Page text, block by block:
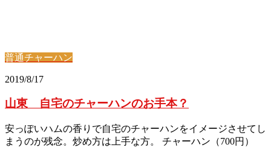
普通チャーハン
2019/8/17
山東 自宅のチャーハンのお手本？
安っぽいハムの香りで自宅のチャーハンをイメージさせてし
まうのが残念。炒め方は上手な方。 チャーハン（700円）